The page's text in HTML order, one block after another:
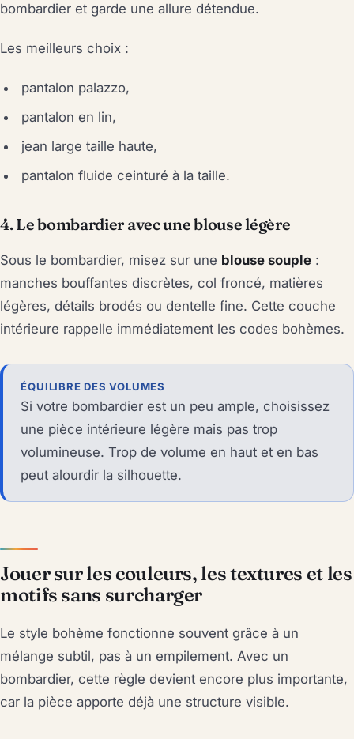
bombardier et garde une allure détendue.
Les meilleurs choix :
pantalon palazzo,
pantalon en lin,
jean large taille haute,
pantalon fluide ceinturé à la taille.
4. Le bombardier avec une blouse légère
Sous le bombardier, misez sur une blouse souple :
manches bouffantes discrètes, col froncé, matières
légères, détails brodés ou dentelle fine. Cette couche
intérieure rappelle immédiatement les codes bohèmes.
ÉQUILIBRE DES VOLUMES
Si votre bombardier est un peu ample, choisissez
une pièce intérieure légère mais pas trop
volumineuse. Trop de volume en haut et en bas
peut alourdir la silhouette.
Jouer sur les couleurs, les textures et les
motifs sans surcharger
Le style bohème fonctionne souvent grâce à un
mélange subtil, pas à un empilement. Avec un
bombardier, cette règle devient encore plus importante,
car la pièce apporte déjà une structure visible.